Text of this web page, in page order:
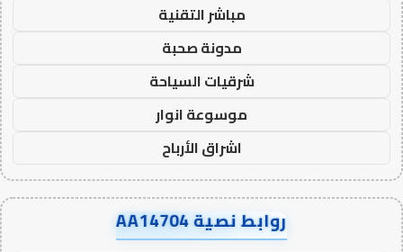
مباشر التقنية
مدونة صحبة
شرقيات السياحة
موسوعة انوار
اشراق الأرباح
روابط نصية AA14704